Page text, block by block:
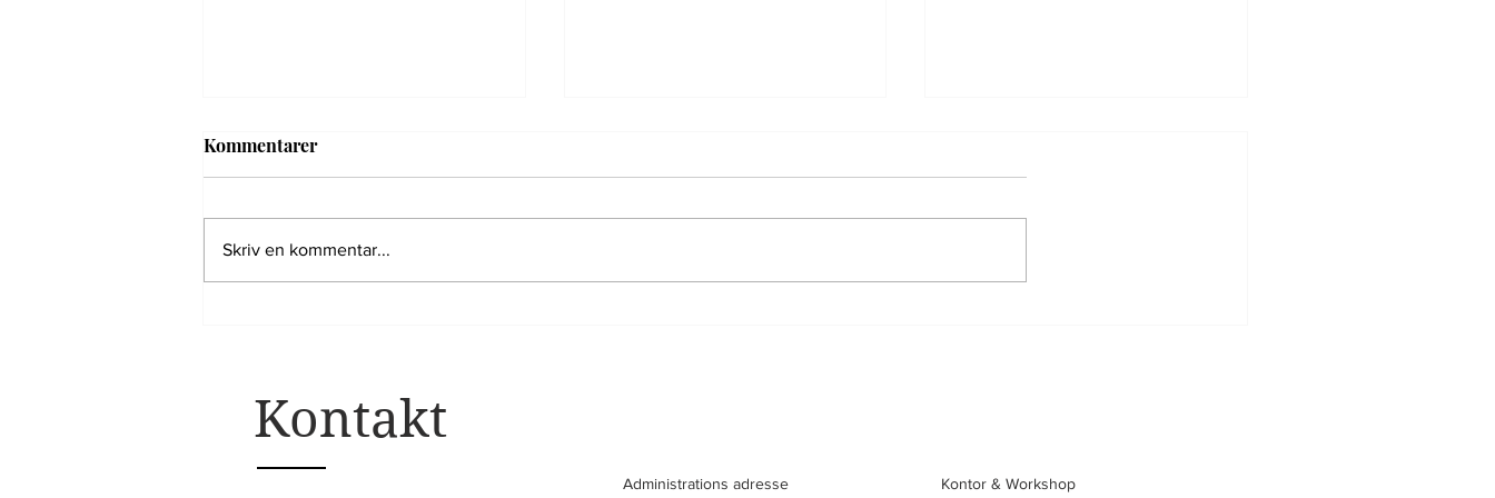
Kommentarer
Skriv en kommentar...
Kontakt
Administrations adresse Kontor & Workshop